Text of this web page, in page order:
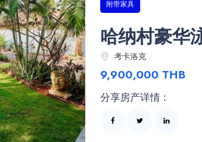
附带家具
哈纳村豪华
考卡洛克
9,900,000 THB
分享房产详情 :